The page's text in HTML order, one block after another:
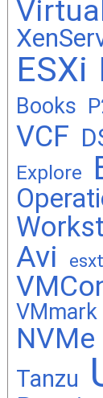
ESXi
Books
VCF
Explore
Avi
VMmark
NVMe
Tanzu